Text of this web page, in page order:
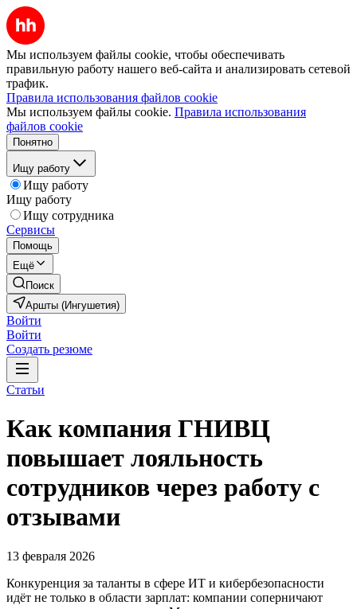
Мы используем файлы cookie, чтобы обеспечивать
правильную работу нашего веб-сайта и анализировать сетевой
трафик.
Правила использования файлов cookie
Мы используем файлы cookie. Правила использования
файлов cookie
Понятно
Ищу работу
Ищу работу
Ищу работу
Ищу сотрудника
Сервисы
Помощь
Ещё
Поиск
Аршты (Ингушетия)
Войти
Войти
Создать резюме
Статьи
Как компания ГНИВЦ
повышает лояльность
сотрудников через работу с
отзывами
13 февраля 2026
Конкуренция за таланты в сфере ИТ и кибербезопасности
идёт не только в области зарплат: компании соперничают